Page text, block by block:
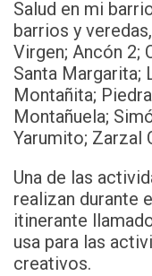
Salud en mi
barrios y
Virgen; Ancón 2;
Santa Margarita;
Montañita;
Montañuela;
Yarumito; Zarzal
Una de las
realizan durante
itinerante
usa para las
creativos.